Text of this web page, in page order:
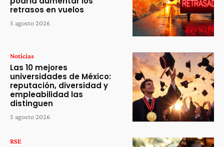
retrasos en vuelos
5 agosto 2026
Noticias
Las 10 mejores
universidades de México:
reputación, diversidad y
empleabilidad las
distinguen
5 agosto 2026
RSE